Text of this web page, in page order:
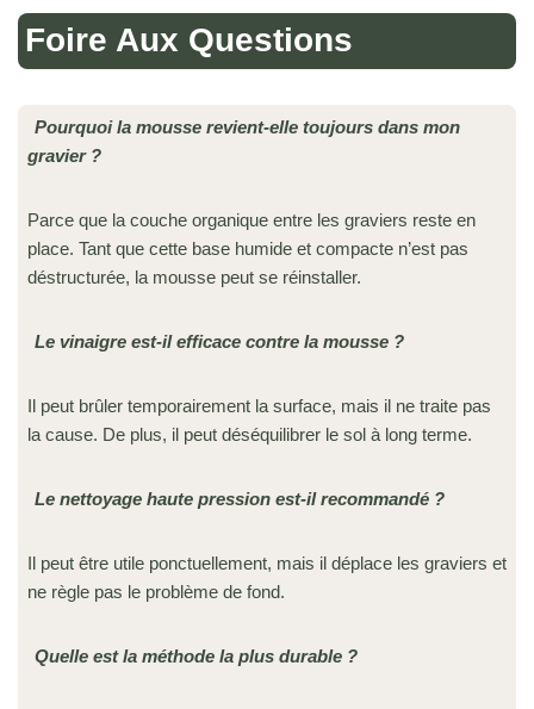
Foire Aux Questions
Pourquoi la mousse revient-elle toujours dans mon
gravier ?
Parce que la couche organique entre les graviers reste en
place. Tant que cette base humide et compacte n’est pas
déstructurée, la mousse peut se réinstaller.
Le vinaigre est-il efficace contre la mousse ?
Il peut brûler temporairement la surface, mais il ne traite pas
la cause. De plus, il peut déséquilibrer le sol à long terme.
Le nettoyage haute pression est-il recommandé ?
Il peut être utile ponctuellement, mais il déplace les graviers et
ne règle pas le problème de fond.
Quelle est la méthode la plus durable ?